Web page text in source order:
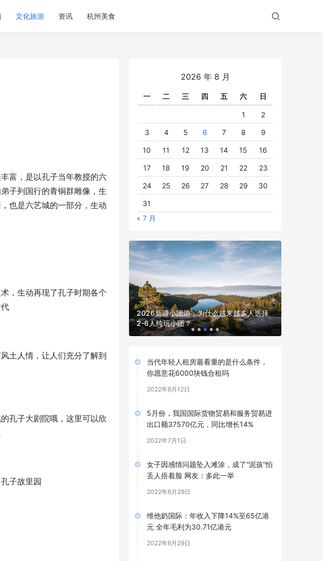
文化旅游 资讯 杭州美食
富，是以孔子当年教授的六
子列国行的青铜群雕像，生
也是六艺城的一部分，生动
，生动再现了孔子时期各个
土人情，让人们充分了解到
孔子大剧院哦，这里可以欣
子故里园
2026 年 8 月
一 二 三 四 五 六 日
1 2
3 4 5 6 7 8 9
10 11 12 13 14 15 16
17 18 19 20 21 22 23
24 25 26 27 28 29 30
31
« 7 月
假怎么玩，渤海湾轮渡船票带你领略
2026新疆小团游：为什么越来越多人选择
2-6人纯玩小团？
当代年轻人租房最看重的是什么条件，
你愿意花6000块钱合租吗
2022年8月12日
5月份，我国国际货物贸易和服务贸易进
出口额37570亿元，同比增长14%
2022年7月1日
女子因感情问题坠入滩涂，成了“泥孩”怕
丢人捂着脸 网友：多此一举
2022年6月29日
维他奶国际：年收入下降14%至65亿港
元 全年毛利为30.71亿港元
2022年6月29日